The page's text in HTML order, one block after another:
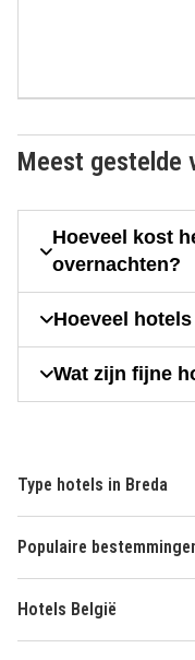
Meest gestelde
Hoeveel kost
overnachten?
Hoeveel
Wat zijn fijne
Type hotels in Breda
Populaire
Hotels België